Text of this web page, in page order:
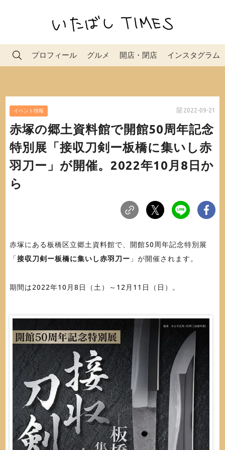
プロフィール グルメ 開店・閉店 インスタグラム
イベント情報 2022-09-21
赤塚の郷土資料館で開館50周年記念
特別展「接収刀剣ー板橋に集いし赤
羽刀ー」が開催。2022年10月8日か
ら
赤塚にある板橋区立郷土資料館で、開館50周年記念特別展
「接収刀剣ー板橋に集いし赤羽刀ー 」が開催されます。
期間は2022年10月8日（土）～12月11日（日）。